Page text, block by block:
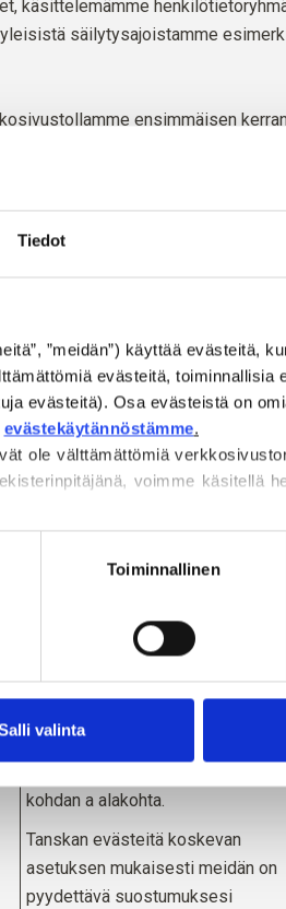
Tiedot
”meidän”) käyttää evästeitä,
evästeitä, toiminnallisia
evästeitä). Osa evästeistä on
evästekäytännöstämme.
ole välttämättömiä
voimme käsitellä
evästekäytäntömme, josta
Toiminnallinen
valinta
käsittelemämme
säilytysajoistamme
ensimmäisen
Jos suostut lisäevästeisiin
ja parantaaksemme
ja tallentaaksemme
Metan, TikTokin ja Pinterestin,
kun vierailet
GDPR:n 6 artiklan 1 kohdan f
sillä pyrimme oikeutettujen
mukaisesti varmistamaan
verkkosivustomme toimivuuden ja
asetuksen mukaisesti meidän on
pyydettävä suostumuksesi
evästeiden käyttöön tilastollisiin
kohdan a alakohta.
Tanskan evästeitä koskevan
asetuksen mukaisesti meidän on
pyydettävä suostumuksesi